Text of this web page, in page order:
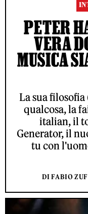
PETER
VERA
MUSICA
La sua
qualcosa, la
italian, il
Generator, il
tu con
DI FABIO